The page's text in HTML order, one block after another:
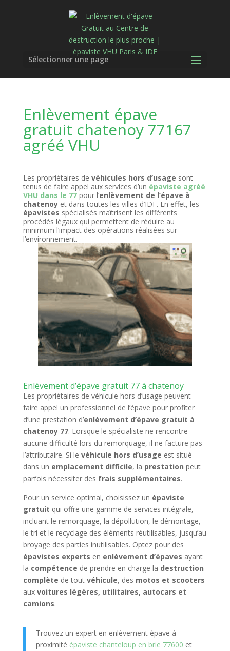
Sélectionner une page
Enlèvement épave
gratuit chatenoy 77167
agréé VHU
Les propriétaires de véhicules hors d’usage sont
tenus de faire appel aux services d’un épaviste agréé
VHU dans le 77pour l’enlèvement de l’épave à
chatenoyet dans toutes les villes d’IDF. En effet, les
épavistes spécialisés maîtrisent les différents
procédés légaux qui permettent de réduire au
minimum l’impact des opérations réalisées sur
l’environnement.
Enlèvement d’épave gratuit 77 à chatenoy
Les propriétaires de véhicule hors d’usage peuvent
faire appel un professionnel de l’épave pour profiter
d’une prestation d’enlèvement d’épave gratuit à
chatenoy 77. Lorsque le spécialiste ne rencontre
aucune difficulté lors du remorquage, il ne facture pas
l’attributaire. Si le véhicule hors d’usage est situé
dans un emplacement difficile, la prestation peut
parfois nécessiter des frais supplémentaires.
Pour un service optimal, choisissez un épaviste
gratuit qui offre une gamme de services intégrale,
incluant le remorquage, la dépollution, le démontage,
le tri et le recyclage des éléments réutilisables, jusqu’au
broyage des parties inutilisables. Optez pour des
épavistes experts en enlèvement d’épaves ayant
la compétence de prendre en charge la destruction
complète de tout véhicule, des motos et scooters
aux voitures légères, utilitaires, autocars et
camions.
Trouvez un expert en enlèvement épave à
proximité épaviste chanteloup en brie 77600 et